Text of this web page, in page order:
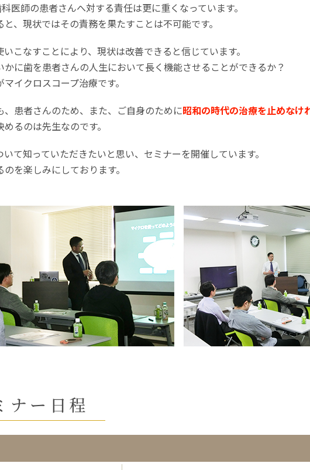
医師の患者さんへ対する責任は更に重くなっています。
、現状ではその責務を果たすことは不可能です。
こなすことにより、現状は改善できると信じています。
に歯を患者さんの人生において長く機能させることができるか？
イクロスコープ治療です。
、患者さんのため、また、ご自身のために昭和の時代の治療を止めなけ
るのは先生なのです。
て知っていただきたいと思い、セミナーを開催しています。
を楽しみにしております。
ナー日程